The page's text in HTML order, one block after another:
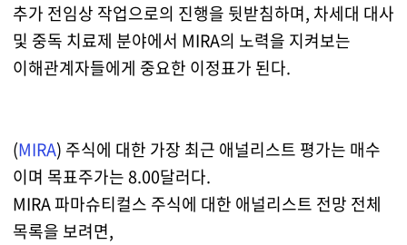
추가 전임상 작업으로의 진행을 뒷받침하며, 차세대 대사
및 중독 치료제 분야에서 MIRA의 노력을 지켜보는
이해관계자들에게 중요한 이정표가 된다.
(MIRA) 주식에 대한 가장 최근 애널리스트 평가는 매수
이며 목표주가는 8.00달러다.
MIRA 파마슈티컬스 주식에 대한 애널리스트 전망 전체
목록을 보려면,